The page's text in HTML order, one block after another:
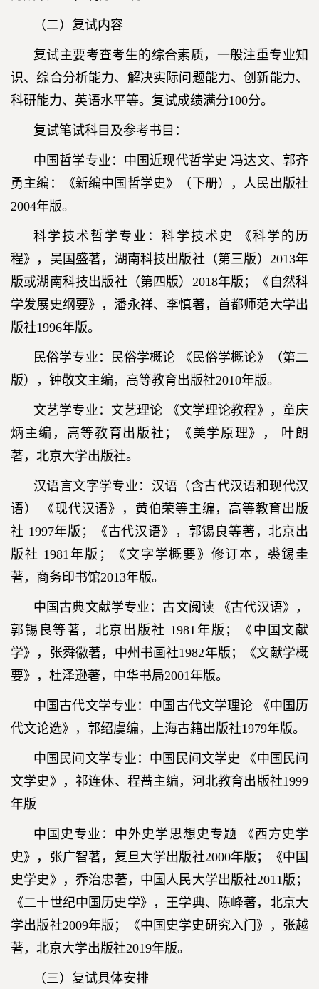
（二）复试内容
复试主要考查考生的综合素质，一般注重专业知
识、综合分析能力、解决实际问题能力、创新能力、
科研能力、英语水平等。复试成绩满分100分。
复试笔试科目及参考书目：
中国哲学专业：中国近现代哲学史 冯达文、郭齐
勇主编：《新编中国哲学史》（下册），人民出版社
2004年版。
科学技术哲学专业：科学技术史 《科学的历
程》，吴国盛著，湖南科技出版社（第三版）2013年
版或湖南科技出版社（第四版）2018年版；《自然科
学发展史纲要》，潘永祥、李慎著，首都师范大学出
版社1996年版。
民俗学专业：民俗学概论 《民俗学概论》（第二
版），钟敬文主编，高等教育出版社2010年版。
文艺学专业：文艺理论 《文学理论教程》，童庆
炳主编，高等教育出版社；《美学原理》， 叶朗
著，北京大学出版社。
汉语言文字学专业：汉语（含古代汉语和现代汉
语） 《现代汉语》，黄伯荣等主编，高等教育出版
社 1997年版；《古代汉语》，郭锡良等著，北京出
版社 1981年版；《文字学概要》修订本，裘錫圭
著，商务印书馆2013年版。
中国古典文献学专业：古文阅读 《古代汉语》，
郭锡良等著，北京出版社 1981年版；《中国文献
学》，张舜徽著，中州书画社1982年版；《文献学概
要》，杜泽逊著，中华书局2001年版。
中国古代文学专业：中国古代文学理论 《中国历
代文论选》，郭绍虞编，上海古籍出版社1979年版。
中国民间文学专业：中国民间文学史 《中国民间
文学史》，祁连休、程蔷主编，河北教育出版社1999
年版
中国史专业：中外史学思想史专题 《西方史学
史》，张广智著，复旦大学出版社2000年版；《中国
史学史》，乔治忠著，中国人民大学出版社2011版；
《二十世纪中国历史学》，王学典、陈峰著，北京大
学出版社2009年版；《中国史学史研究入门》，张越
著，北京大学出版社2019年版。
（三）复试具体安排